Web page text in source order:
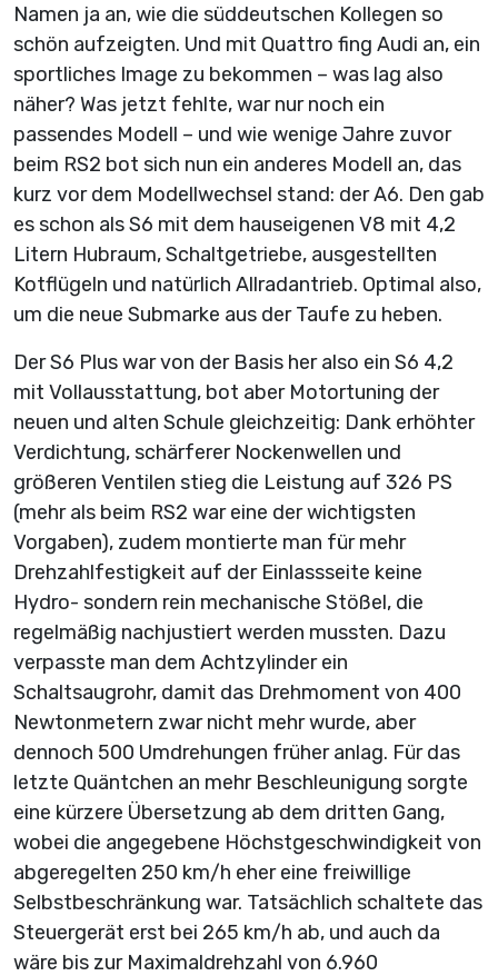
Namen ja an, wie die süddeutschen Kollegen so
schön aufzeigten. Und mit Quattro fing Audi an, ein
sportliches Image zu bekommen – was lag also
näher? Was jetzt fehlte, war nur noch ein
passendes Modell – und wie wenige Jahre zuvor
beim RS2 bot sich nun ein anderes Modell an, das
kurz vor dem Modellwechsel stand: der A6. Den gab
es schon als S6 mit dem hauseigenen V8 mit 4,2
Litern Hubraum, Schaltgetriebe, ausgestellten
Kotflügeln und natürlich Allradantrieb. Optimal also,
um die neue Submarke aus der Taufe zu heben.
Der S6 Plus war von der Basis her also ein S6 4,2
mit Vollausstattung, bot aber Motortuning der
neuen und alten Schule gleichzeitig: Dank erhöhter
Verdichtung, schärferer Nockenwellen und
größeren Ventilen stieg die Leistung auf 326 PS
(mehr als beim RS2 war eine der wichtigsten
Vorgaben), zudem montierte man für mehr
Drehzahlfestigkeit auf der Einlassseite keine
Hydro- sondern rein mechanische Stößel, die
regelmäßig nachjustiert werden mussten. Dazu
verpasste man dem Achtzylinder ein
Schaltsaugrohr, damit das Drehmoment von 400
Newtonmetern zwar nicht mehr wurde, aber
dennoch 500 Umdrehungen früher anlag. Für das
letzte Quäntchen an mehr Beschleunigung sorgte
eine kürzere Übersetzung ab dem dritten Gang,
wobei die angegebene Höchstgeschwindigkeit von
abgeregelten 250 km/h eher eine freiwillige
Selbstbeschränkung war. Tatsächlich schaltete das
Steuergerät erst bei 265 km/h ab, und auch da
wäre bis zur Maximaldrehzahl von 6.960